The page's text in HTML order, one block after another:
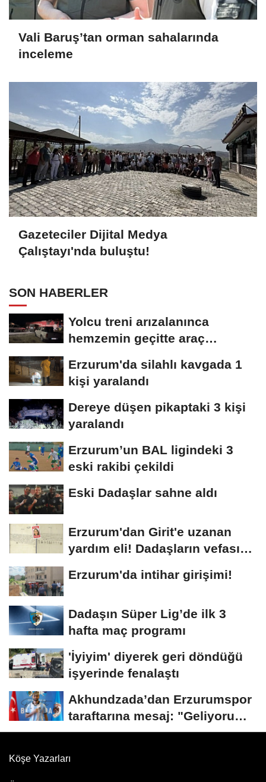
Vali Baruş’tan orman sahalarında
inceleme
Gazeteciler Dijital Medya
Çalıştayı'nda buluştu!
SON HABERLER
Yolcu treni arızalanınca
hemzemin geçitte araç
Erzurum'da silahlı kavgada 1
kişi yaralandı
Dereye düşen pikaptaki 3 kişi
yaralandı
Erzurum’un BAL ligindeki 3
eski rakibi çekildi
Eski Dadaşlar sahne aldı
Erzurum'dan Girit'e uzanan
yardım eli! Dadaşların vefası
Erzurum'da intihar girişimi!
Dadaşın Süper Lig’de ilk 3
hafta maç programı
'İyiyim' diyerek geri döndüğü
işyerinde fenalaştı
Akhundzada’dan Erzurumspor
taraftarına mesaj: "Geliyorum
Dadaşlar!"...
Köşe Yazarları